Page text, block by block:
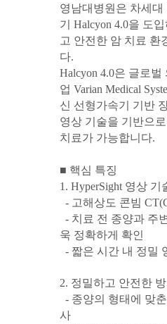
영남대병원은 차세대
기 Halcyon 4.0을 도입
고 안전한 암 치료 환
다.
Halcyon 4.0은 글로벌
업 Varian Medical
신 선형가속기 기반
영상 기술을 기반으
치료가 가능합니다.
■ 핵심 특징
1. HyperSight 영상 기
- 고해상도 콘빔
- 치료 전 종양과 주
욱 정확하게 확인
- 짧은 시간 내 정밀
2. 정밀하고 안전한
- 종양의 형태에 맞
사